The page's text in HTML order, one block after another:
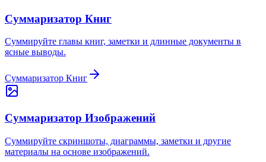
Суммаризатор Книг
Суммируйте главы книг, заметки и длинные документы в
ясные выводы.
Суммаризатор Книг
Суммаризатор Изображений
Суммируйте скриншоты, диаграммы, заметки и другие
материалы на основе изображений.